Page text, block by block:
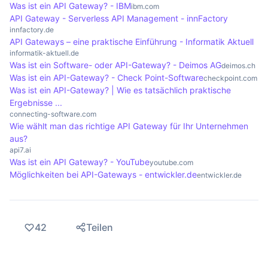
Systemen zu optimieren und eine zentrale
Steuerung der API-Management-Prozesse zu
ermöglichen.
reduziert, was die Serverlast verringert und die
Antwortzeiten verbessert. Dies führt zu einer
insgesamt effizienteren API-Kommunikation und
einer besseren Nutzererfahrung.
Was ist ein API Gateway? - IBMibm.com
API Gateway - Serverless API Management - innFactory
innfactory.de
API Gateways – eine praktische Einführung - Informatik Aktuell
informatik-aktuell.de
Was ist ein Software- oder API-Gateway? - Deimos AGdeimos.ch
Was ist ein API-Gateway? - Check Point-Softwarecheckpoint.com
Was ist ein API-Gateway? | Wie es tatsächlich praktische
Ergebnisse ...
connecting-software.com
Wie wählt man das richtige API Gateway für Ihr Unternehmen
aus?
api7.ai
Was ist ein API Gateway? - YouTubeyoutube.com
Möglichkeiten bei API-Gateways - entwickler.deentwickler.de
42 Teilen